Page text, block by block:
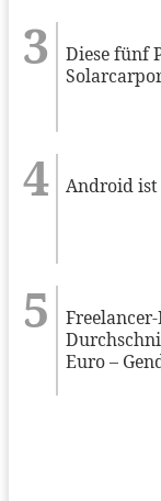
Diese fünf
Android
Euro –